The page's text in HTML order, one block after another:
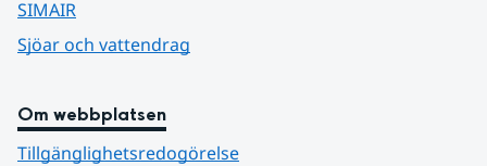
SIMAIR
Sjöar och vattendrag
Om webbplatsen
Tillgänglighetsredogörelse